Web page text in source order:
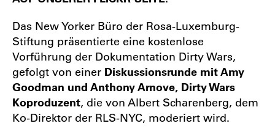
Das New Yorker Büro der Rosa-Luxemburg-
Stiftung präsentierte eine kostenlose
Vorführung der Dokumentation Dirty Wars,
gefolgt von einer Diskussionsrunde mit Amy
Goodman und Anthony Arnove, Dirty Wars
Koproduzent, die von Albert Scharenberg, dem
Ko-Direktor der RLS-NYC, moderiert wird.